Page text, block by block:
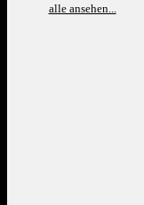
alle ansehen...